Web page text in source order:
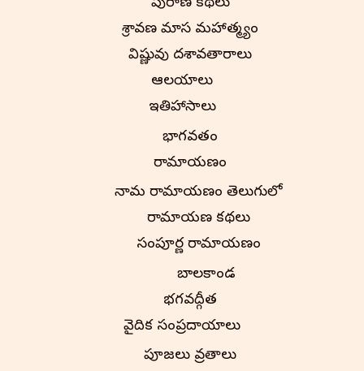
శ్రావణ మాస మహాత్మ్యం
విష్ణువు దశావతారాలు
ఆలయాలు
ఇతిహాసాలు
భాగవతం
రామాయణం
నామ రామాయణం తెలుగులో
రామాయణ కథలు
సంపూర్ణ రామాయణం
బాలకాండ
భగవద్గీత
వైదిక సంప్రదాయాలు
పూజలు వ్రతాలు